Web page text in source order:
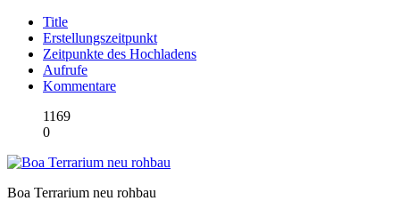
Title
Erstellungszeitpunkt
Zeitpunkte des Hochladens
Aufrufe
Kommentare
1169
0
Boa Terrarium neu rohbau